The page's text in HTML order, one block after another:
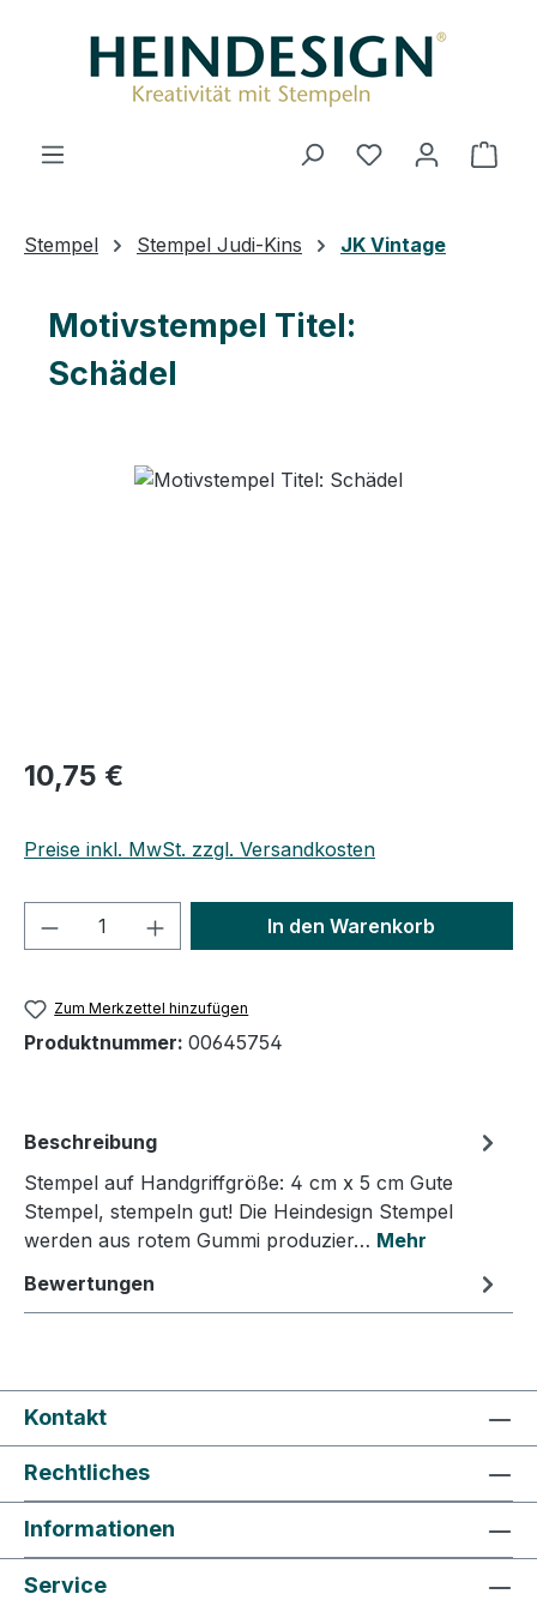
Stempel Stempel Judi-Kins JK Vintage
Motivstempel Titel:
Schädel
Bildergalerie überspringen
10,75 €
Preise inkl. MwSt. zzgl. Versandkosten
Produkt Anzahl: Gib denIn den Warenkorb
Zum Merkzettel hinzufügen
Produktnummer: 00645754
Beschreibung
Stempel auf Handgriffgröße: 4 cm x 5 cm Gute
Stempel, stempeln gut! Die Heindesign Stempel
werden aus rotem Gummi produzier… Mehr
Bewertungen
Kontakt
Rechtliches
Informationen
Service